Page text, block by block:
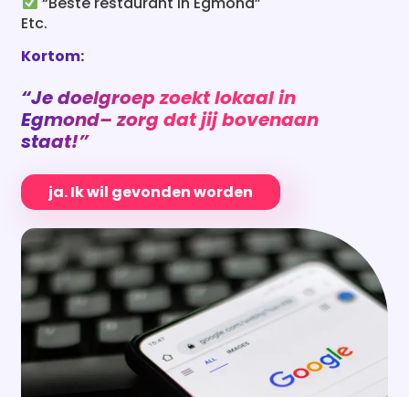
Etc.
Kortom:
“Je doelgroep zoekt lokaal in
Egmond– zorg dat jij bovenaan
staat!”
ja. Ik wil gevonden worden